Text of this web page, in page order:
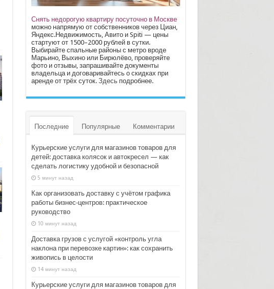
Снять недорогую квартиру посуточно в Москве
можно напрямую от собственников через Циан,
Яндекс.Недвижимость, Авито и Spiti — цены
стартуют от 1500–2000 рублей в сутки.
Выбирайте спальные районы с метро вроде
Марьино, Выхино или Бирюлёво, проверяйте
фото и отзывы, запрашивайте документы
владельца и договаривайтесь о скидках при
аренде от трёх суток. Здесьподробнее.
Последние Популярные Комментарии
Курьерские услуги для магазинов товаров для
детей: доставка колясок и автокресел — как
сделать логистику удобной и безопасной
5 минут назад
Как организовать доставку с учётом графика
работы бизнес‑центров: практическое
руководство
10 минут назад
Доставка грузов с услугой «контроль угла
наклона при перевозке картин»: как сохранить
живопись в целости
14 минут назад
Курьерские услуги для магазинов товаров для